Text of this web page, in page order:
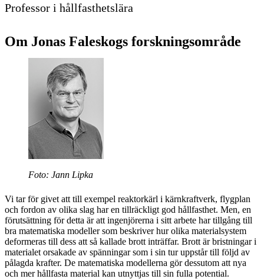
Professor i hållfasthetslära
Om Jonas Faleskogs forskningsområde
Foto: Jann Lipka
Vi tar för givet att till exempel reaktorkärl i kärnkraftverk, flygplan
och fordon av olika slag har en tillräckligt god hållfasthet. Men, en
förutsättning för detta är att ingenjörerna i sitt arbete har tillgång till
bra matematiska modeller som beskriver hur olika materialsystem
deformeras till dess att så kallade brott inträffar. Brott är bristningar i
materialet orsakade av spänningar som i sin tur uppstår till följd av
pålagda krafter. De matematiska modellerna gör dessutom att nya
och mer hållfasta material kan utnyttjas till sin fulla potential.